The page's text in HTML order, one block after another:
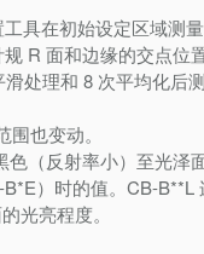
具在初始设定区域测
R 面和边缘的交点位
处理和 8 次平均化
也变动。
（反射率小）至光泽
）时的值。CB-B**L
光亮程度。